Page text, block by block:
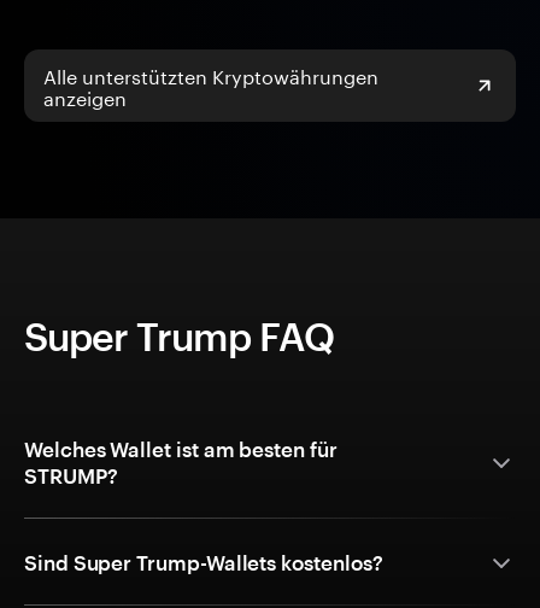
Alle unterstützten Kryptowährungen
anzeigen
Super Trump FAQ
Welches Wallet ist am besten für
STRUMP?
Sind Super Trump-Wallets kostenlos?